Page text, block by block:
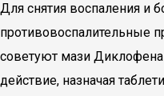
Для снятия воспаления и
противовоспалительные
советуют мази
действие, назначая